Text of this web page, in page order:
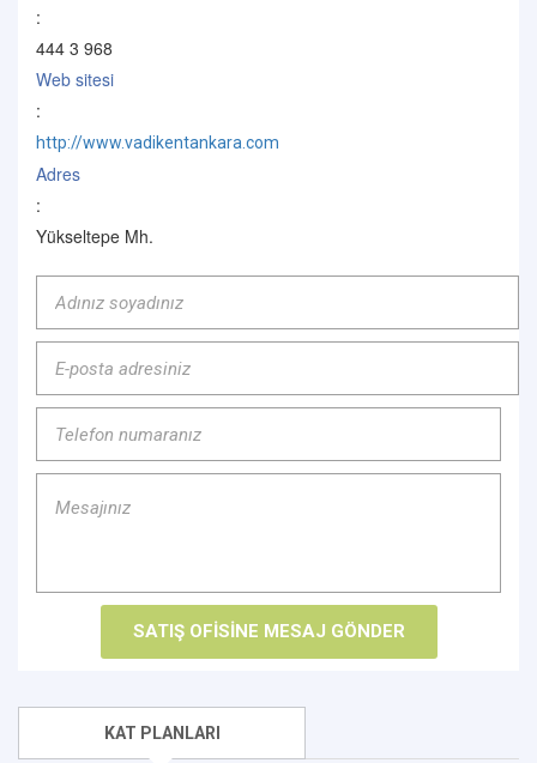
:
444 3 968
Web sitesi
:
http://www.vadikentankara.com
Adres
:
Yükseltepe Mh.
KAT PLANLARI